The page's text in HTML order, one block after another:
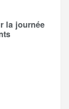
la journée